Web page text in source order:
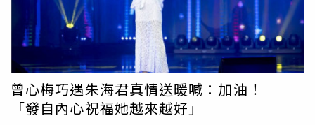
曾心梅巧遇朱海君真情送暖喊：加油！
「發自內心祝福她越來越好」